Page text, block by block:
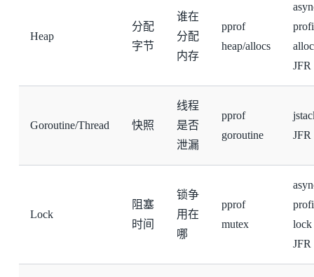
Heap
分配
字节
谁在
分配
内存
pprof
heap/allocs
JFR
Goroutine/Thread 快照
线程
是否
泄漏
pprof
goroutine
JFR
Lock
阻塞
时间
锁争
用在
哪
pprof
mutex
lock
JFR